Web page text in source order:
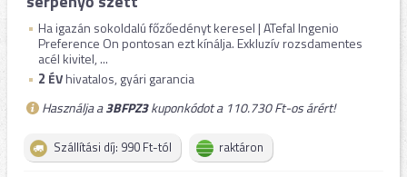
Ha igazán sokoldalú főzőedényt keresel | ATefal Ingenio
Preference On pontosan ezt kínálja. Exkluzív rozsdamentes
acél kivitel, ...
2 ÉVhivatalos, gyári garancia
Használja a3BFPZ3kuponkódot a 110.730 Ft-os árért!
Szállítási díj: 990 Ft-tól raktáron